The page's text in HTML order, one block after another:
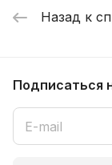
Назад к
Подписаться